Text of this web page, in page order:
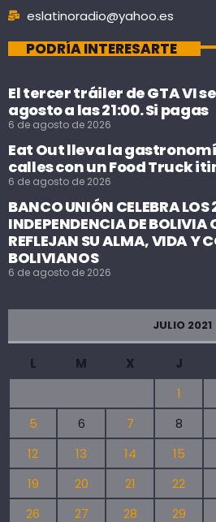
eslatinoradio@yahoo.es
PODRÍA INTERESARTE
El tercer tráiler de GTA VI
agosto a las 21:00. Si pagas
6 de agosto de 2026
Eat Out lleva la
calles con un Food Truck
6 de agosto de 2026
BANCO UNIÓN CELEBRA LOS
INDEPENDENCIA DE BOLIVIA
REFLEJAN SU ALMA, VIDA Y
BOLIVIANOS
6 de agosto de 2026
JULIO 2021
L M X J
1
5
6 7 8
12
13 14 15
19
20 21 22
26
27 28 29